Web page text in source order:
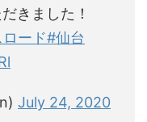
きました！
ード#仙台
July 24, 2020